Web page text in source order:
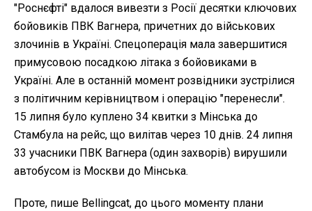
"Роснєфті" вдалося вивезти з Росії десятки ключових
бойовиків ПВК Вагнера, причетних до військових
злочинів в Україні. Спецоперація мала завершитися
примусовою посадкою літака з бойовиками в
Україні. Але в останній момент розвідники зустрілися
з політичним керівництвом і операцію "перенесли".
15 липня було куплено 34 квитки з Мінська до
Стамбула на рейс, що вилітав через 10 днів. 24 липня
33 учасники ПВК Вагнера (один захворів) вирушили
автобусом із Москви до Мінська.
Проте, пише Bellingcat, до цього моменту плани